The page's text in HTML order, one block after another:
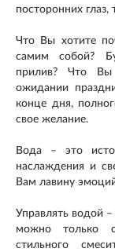
посторонних
Что Вы хотите
самим собой?
прилив? Что Вы
ожидании
конце дня,
свое желание.
Вода – это
наслаждения и
Вам лавину
Управлять водой
можно только
стильного